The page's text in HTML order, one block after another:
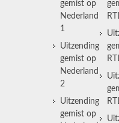
gemist op
Nederland
1
Uitzending
gemist op
Nederland
2
Uitzending
gemist op